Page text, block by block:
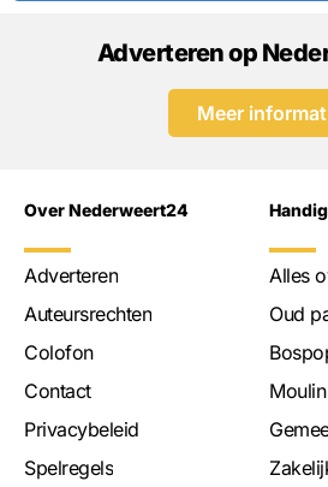
Adverteren op
Meer
Over Nederweert24
Adverteren
Auteursrechten
Colofon
Contact
Privacybeleid
Spelregels
Handig
Alles
Oud